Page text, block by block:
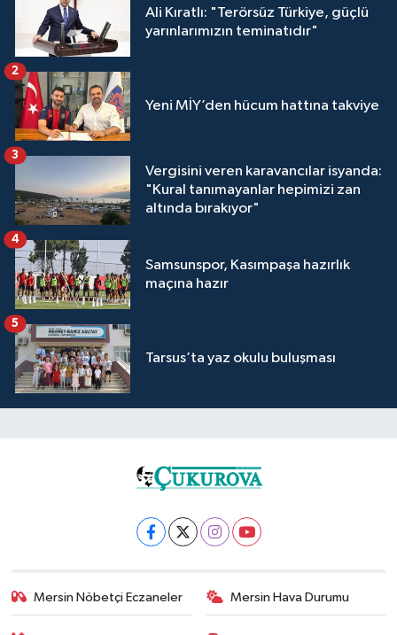
Ali Kıratlı: "Terörsüz Türkiye, güçlü
yarınlarımızın teminatıdır"
Yeni MİY’den hücum hattına takviye
2
Vergisini veren karavancılar isyanda:
"Kural tanımayanlar hepimizi zan
altında bırakıyor"
3
Samsunspor, Kasımpaşa hazırlık
maçına hazır
4
Tarsus’ta yaz okulu buluşması
5
Mersin Nöbetçi Eczaneler Mersin Hava Durumu